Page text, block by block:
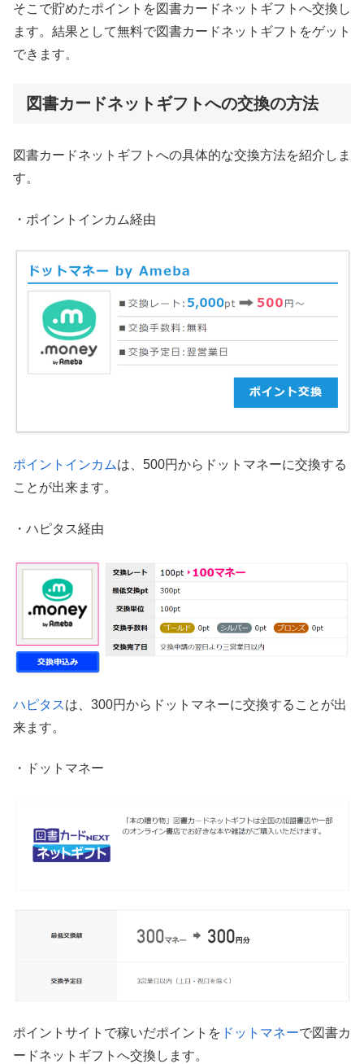
そこで貯めたポイントを図書カードネットギフトへ交換し
ます。結果として無料で図書カードネットギフトをゲット
できます。
図書カードネットギフトへの交換の方法
図書カードネットギフトへの具体的な交換方法を紹介しま
す。
・ポイントインカム経由
ポイントインカムは、500円からドットマネーに交換する
ことが出来ます。
・ハピタス経由
ハピタスは、300円からドットマネーに交換することが出
来ます。
・ドットマネー
ポイントサイトで稼いだポイントを ドットマネーで図書カ
ードネットギフトへ交換します。